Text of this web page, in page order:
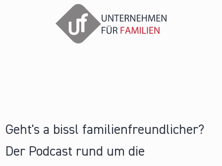
Geht's a bissl familienfreundlicher?
Der Podcast rund um die